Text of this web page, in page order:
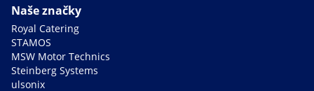
Naše značky
Royal Catering
STAMOS
MSW Motor Technics
Steinberg Systems
ulsonix